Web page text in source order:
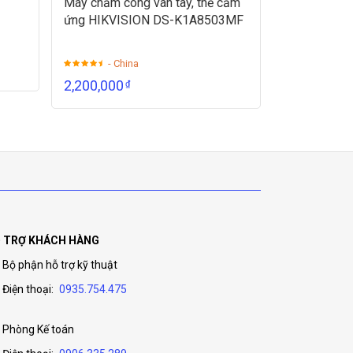
ứng HIKVISION DS-K1A8503MF
- China
2,200,000₫
TRỢ KHÁCH HÀNG
Bộ phận hỗ trợ kỹ thuật
Điện thoại: 0935.754.475
Phòng Kế toán